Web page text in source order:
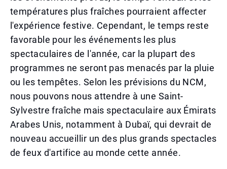
températures plus fraîches pourraient affecter
l'expérience festive. Cependant, le temps reste
favorable pour les événements les plus
spectaculaires de l'année, car la plupart des
programmes ne seront pas menacés par la pluie
ou les tempêtes. Selon les prévisions du NCM,
nous pouvons nous attendre à une Saint-
Sylvestre fraîche mais spectaculaire aux Émirats
Arabes Unis, notamment à Dubaï, qui devrait de
nouveau accueillir un des plus grands spectacles
de feux d'artifice au monde cette année.